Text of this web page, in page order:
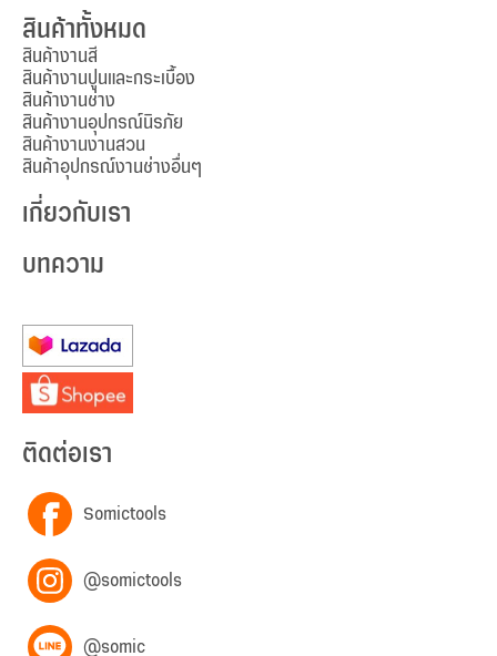
สินค้าทั้งหมด
สินค้างานสี
สินค้างานปูนและกระเบื้อง
สินค้างานช่าง
สินค้างานอุปกรณ์นิรภัย
สินค้างานงานสวน
สินค้าอุปกรณ์งานช่างอื่นๆ
เกี่ยวกับเรา
บทความ
ติดต่อเรา
Somictools
@somictools
@somic